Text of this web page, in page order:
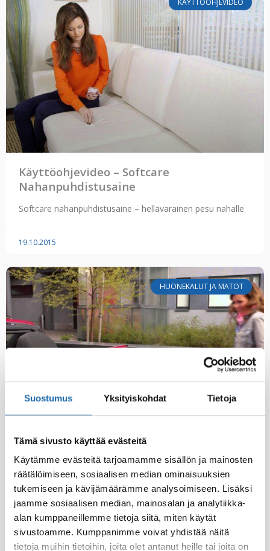
Suostumus Yksityiskohdat Tietoja
Tämä sivusto käyttää evästeitä
Käytämme evästeitä tarjoamamme sisällön ja mainosten
räätälöimiseen, sosiaalisen median ominaisuuksien
tukemiseen ja kävijämäärämme analysoimiseen. Lisäksi
jaamme sosiaalisen median, mainosalan ja analytiikka-
alan kumppaneillemme tietoja siitä, miten käytät
sivustoamme. Kumppanimme voivat yhdistää näitä
tietoja muihin tietoihin, joita olet antanut heille tai joita on
Käyttöohjevideo – Softcare
Nahanpuhdistusaine
Softcare nahanpuhdistusaine – hellävarainen pesu nahalle
19.10.2015
HUONEKALUT JA MATOT
Käyttöohjevideo – Softcare Hajunpoistaja
Softcare Hajunpoistaja – tehokas aine, joka ei peitä vaan
pilkkoo hajun
29.09.2015